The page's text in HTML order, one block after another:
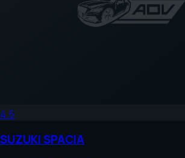
4.5
SUZUKISPACIA